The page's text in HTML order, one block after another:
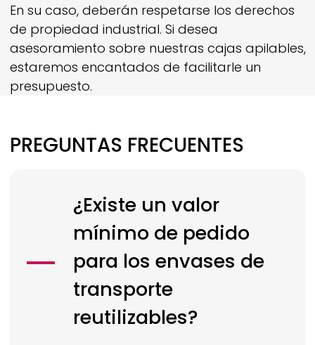
En su caso, deberán respetarse los derechos
de propiedad industrial. Si desea
asesoramiento sobre nuestras cajas apilables,
estaremos encantados de facilitarle un
presupuesto.
PREGUNTAS FRECUENTES
¿Existe un valor
mínimo de pedido
para los envases de
transporte
reutilizables?